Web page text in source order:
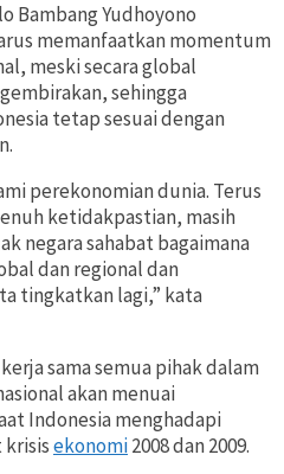
Bambang Yudhoyono
memanfaatkan momentum
meski secara global
sehingga
tetap sesuai dengan
perekonomian dunia. Terus
ketidakpastian, masih
negara sahabat bagaimana
dan regional dan
tingkatkan lagi,” kata
sama semua pihak dalam
akan menuai
Indonesia menghadapi
krisisekonomi2008 dan 2009.